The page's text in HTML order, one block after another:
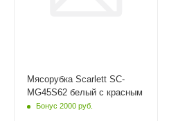
Мясорубка Scarlett SC-
MG45S62 белый с красным
Бонус 2000 руб.